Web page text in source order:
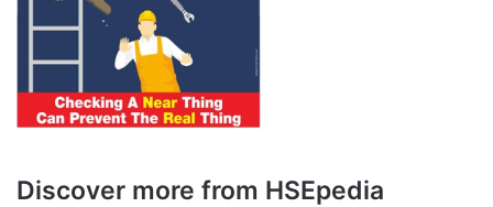
Discover more from HSEpedia